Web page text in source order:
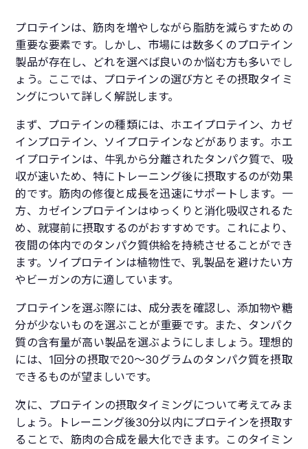
プロテインは、筋肉を増やしながら脂肪を減らすための
重要な要素です。しかし、市場には数多くのプロテイン
製品が存在し、どれを選べば良いのか悩む方も多いでし
ょう。ここでは、プロテインの選び方とその摂取タイミ
ングについて詳しく解説します。
まず、プロテインの種類には、ホエイプロテイン、カゼ
インプロテイン、ソイプロテインなどがあります。ホエ
イプロテインは、牛乳から分離されたタンパク質で、吸
収が速いため、特にトレーニング後に摂取するのが効果
的です。筋肉の修復と成長を迅速にサポートします。一
方、カゼインプロテインはゆっくりと消化吸収されるた
め、就寝前に摂取するのがおすすめです。これにより、
夜間の体内でのタンパク質供給を持続させることができ
ます。ソイプロテインは植物性で、乳製品を避けたい方
やビーガンの方に適しています。
プロテインを選ぶ際には、成分表を確認し、添加物や糖
分が少ないものを選ぶことが重要です。また、タンパク
質の含有量が高い製品を選ぶようにしましょう。理想的
には、1回分の摂取で20〜30グラムのタンパク質を摂取
できるものが望ましいです。
次に、プロテインの摂取タイミングについて考えてみま
しょう。トレーニング後30分以内にプロテインを摂取す
ることで、筋肉の合成を最大化できます。このタイミン